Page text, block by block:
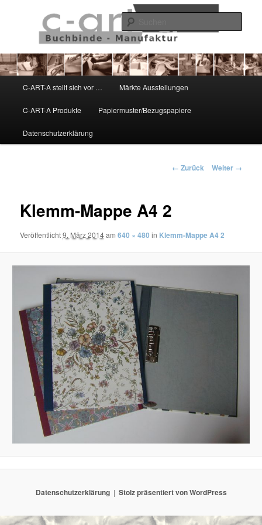
C-ART-A
C-ART-A stellt sich vor … Märkte Ausstellungen
C-ART-A Produkte Papiermuster/Bezugspapiere
Datenschutzerklärung
Bilder-
← Zurück Weiter →
Klemm-Mappe A4 2
Veröffentlicht9. März 2014am640 × 480 in Klemm-Mappe A4 2
Datenschutzerklärung Stolz präsentiert von WordPress